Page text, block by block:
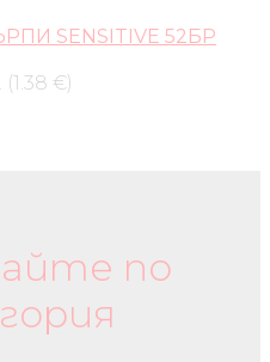
SENSITIVE 52БР
(1.38 €)
по